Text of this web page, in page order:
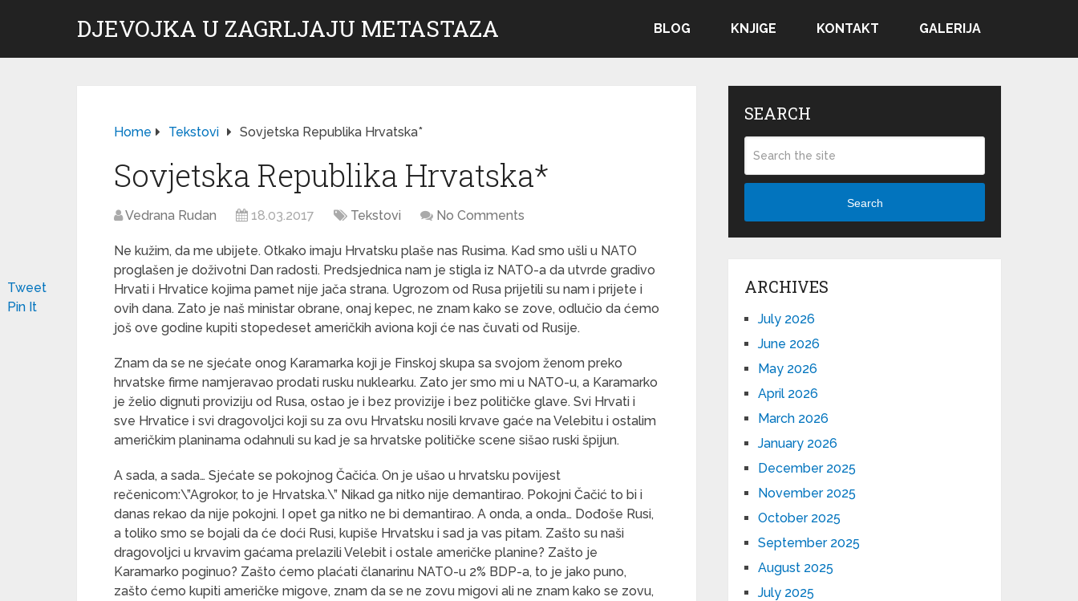
DJEVOJKA U ZAGRLJAJU METASTAZA BLOG KNJIGE KONTAKT GALERIJA
Home Tekstovi Sovjetska Republika Hrvatska*
Sovjetska Republika Hrvatska*
Vedrana Rudan 18.03.2017 Tekstovi No Comments
Ne kužim, da me ubijete. Otkako imaju Hrvatsku plaše nas Rusima. Kad smo ušli u NATO
proglašen je doživotni Dan radosti. Predsjednica nam je stigla iz NATO-a da utvrde gradivo
Hrvati i Hrvatice kojima pamet nije jača strana. Ugrozom od Rusa prijetili su nam i prijete i
ovih dana. Zato je naš ministar obrane, onaj kepec, ne znam kako se zove, odlučio da ćemo
još ove godine kupiti stopedeset američkih aviona koji će nas čuvati od Rusije.
Znam da se ne sjećate onog Karamarka koji je Finskoj skupa sa svojom ženom preko
hrvatske firme namjeravao prodati rusku nuklearku. Zato jer smo mi u NATO-u, a Karamarko
je želio dignuti proviziju od Rusa, ostao je i bez provizije i bez političke glave. Svi Hrvati i
sve Hrvatice i svi dragovoljci koji su za ovu Hrvatsku nosili krvave gaće na Velebitu i ostalim
američkim planinama odahnuli su kad je sa hrvatske političke scene sišao ruski špijun.
A sada, a sada… Sjećate se pokojnog Čačića. On je ušao u hrvatsku povijest
rečenicom:\”Agrokor, to je Hrvatska.\” Nikad ga nitko nije demantirao. Pokojni Čačić to bi i
danas rekao da nije pokojni. I opet ga nitko ne bi demantirao. A onda, a onda… Dođoše Rusi,
a toliko smo se bojali da će doći Rusi, kupiše Hrvatsku i sad ja vas pitam. Zašto su naši
dragovoljci u krvavim gaćama prelazili Velebit i ostale američke planine? Zašto je
Karamarko poginuo? Zašto ćemo plaćati članarinu NATO-u 2% BDP-a, to je jako puno,
zašto ćemo kupiti američke migove, znam da se ne zovu migovi ali ne znam kako se zovu,
Tweet
Pin It
SEARCH
Search
ARCHIVES
July 2026
June 2026
May 2026
April 2026
March 2026
January 2026
December 2025
November 2025
October 2025
September 2025
August 2025
July 2025